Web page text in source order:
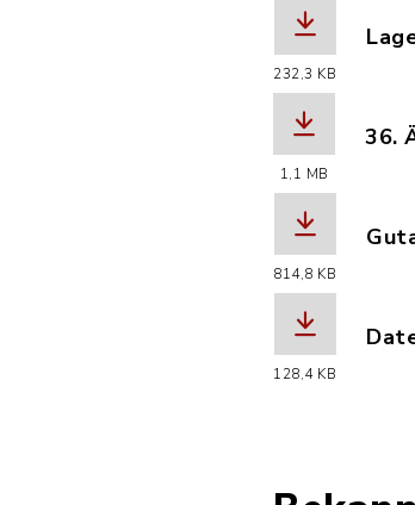
232,3 KB
1,1 MB
36.
814,8 KB
128,4 KB